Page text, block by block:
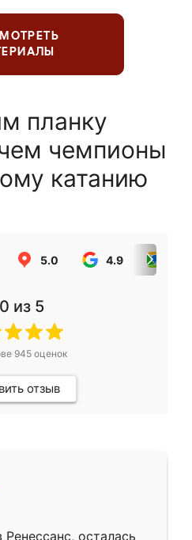
планку
чемпионы
катанию
5.0 4.9
из 5
945оценок
отзыв
осталась